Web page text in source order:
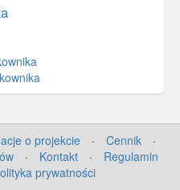
o projekcie · Cennik
·
· Kontakt ·
Regulamin
prywatności